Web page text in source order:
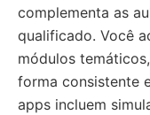
complementa as
qualificado. Você
módulos
forma consistente
apps incluem